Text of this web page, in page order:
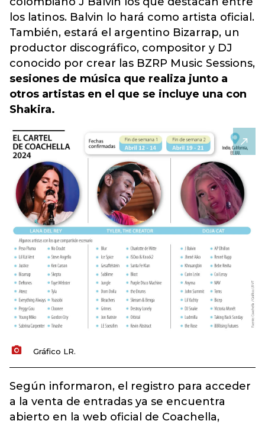
los latinos. Balvin lo hará como artista oficial.
También, estará el argentino Bizarrap, un
productor discográfico, compositor y DJ
conocido por crear las BZRP Music Sessions,
sesiones de música que realiza junto a
otros artistas en el que se incluye una con
Shakira.
Gráfico LR.
Según informaron, el registro para acceder
a la venta de entradas ya se encuentra
abierto en la web oficial de Coachella,